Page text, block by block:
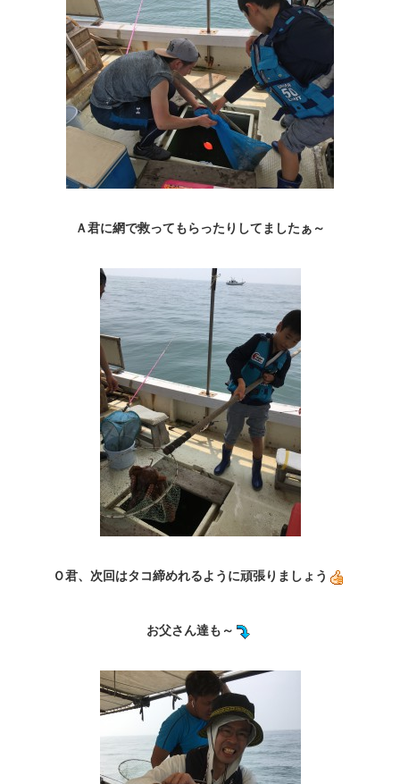
Ａ君に網で救ってもらったりしてましたぁ～
Ｏ君、次回はタコ締めれるように頑張りましょう
お父さん達も～